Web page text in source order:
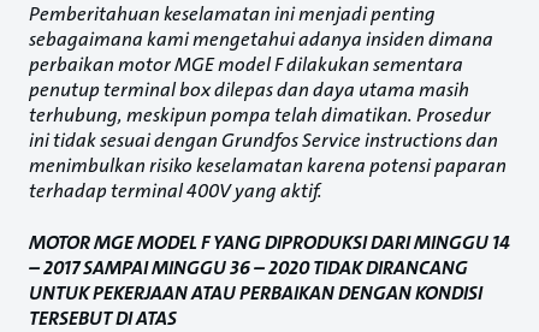
Pemberitahuan keselamatan ini menjadi penting
sebagaimana kami mengetahui adanya insiden dimana
perbaikan motor MGE model F dilakukan sementara
penutup terminal box dilepas dan daya utama masih
terhubung, meskipun pompa telah dimatikan. Prosedur
ini tidak sesuai dengan Grundfos Service instructions dan
menimbulkan risiko keselamatan karena potensi paparan
terhadap terminal 400V yang aktif.
MOTOR MGE MODEL F YANG DIPRODUKSI DARI MINGGU 14
– 2017 SAMPAI MINGGU 36 – 2020 TIDAK DIRANCANG
UNTUK PEKERJAAN ATAU PERBAIKAN DENGAN KONDISI
TERSEBUT DI ATAS